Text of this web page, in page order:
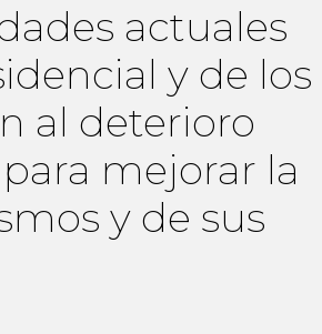
actuales
y de los
al deterioro
mejorar la
y de sus